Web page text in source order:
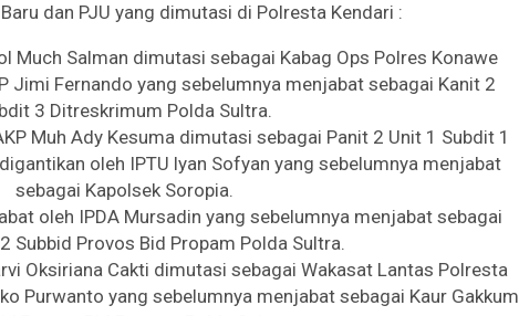
dan PJU yang dimutasi di Polresta Kendari :
Much Salman dimutasi sebagai Kabag Ops Polres Konawe
Jimi Fernando yang sebelumnya menjabat sebagai Kanit 2
3 Ditreskrimum Polda Sultra.
Muh Ady Kesuma dimutasi sebagai Panit 2 Unit 1 Subdit 1
oleh IPTU lyan Sofyan yang sebelumnya menjabat
sebagai Kapolsek Soropia.
oleh IPDA Mursadin yang sebelumnya menjabat sebagai
Subbid Provos Bid Propam Polda Sultra.
Oksiriana Cakti dimutasi sebagai Wakasat Lantas Polresta
Purwanto yang sebelumnya menjabat sebagai Kaur Gakkum